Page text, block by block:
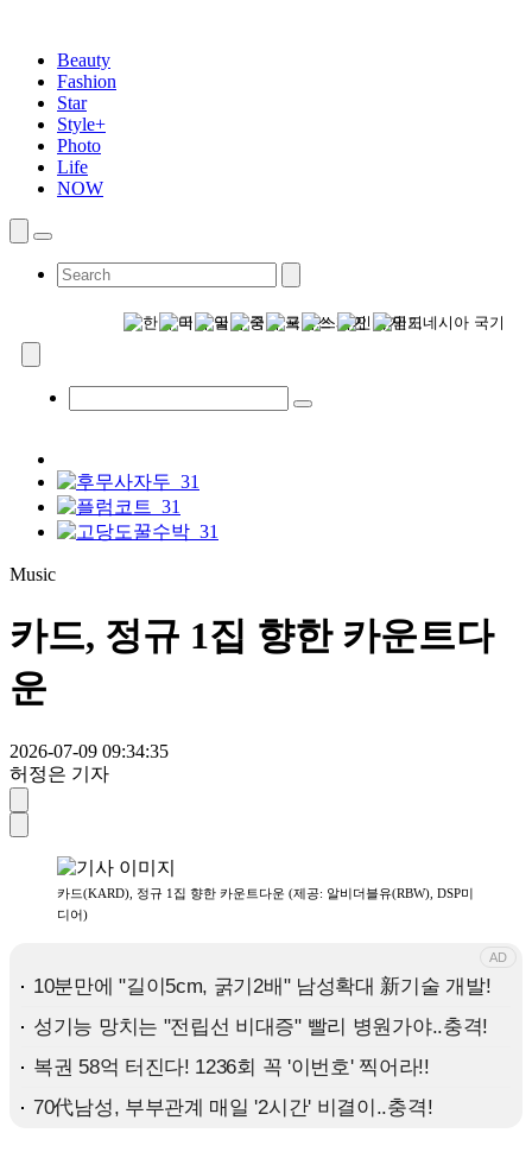
Beauty
Fashion
Star
Style+
Photo
Life
NOW
Music
카드, 정규 1집 향한 카운트다
운
2026-07-09 09:34:35
허정은 기자
카드(KARD), 정규 1집 향한 카운트다운 (제공: 알비더블유(RBW), DSP미
디어)